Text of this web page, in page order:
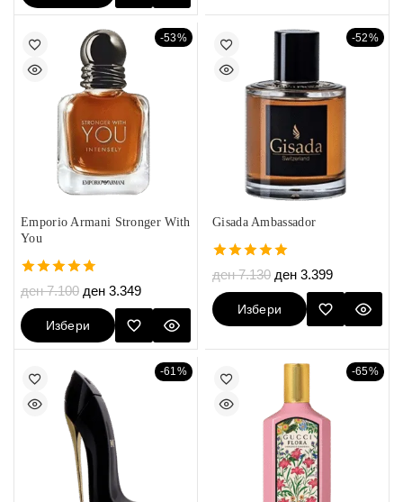
Опции
-53%
Emporio Armani Stronger With
You
4.75
out of 5
ден7.100 ден 3.349
Избери
Опции
-52%
Gisada Ambassador
5.00
out of 5
ден7.130 ден 3.399
Избери
-61% -65%